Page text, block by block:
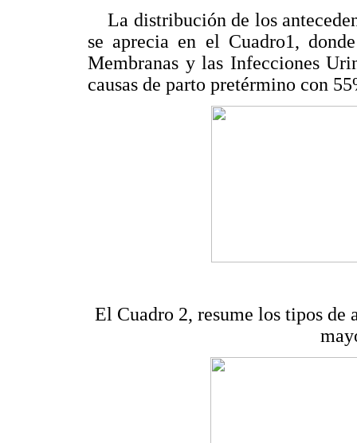
La distribución de los
se aprecia en el Cuadro1,
Membranas y las Infecciones
causas de parto pretérmino con
El Cuadro 2, resume los tipos de